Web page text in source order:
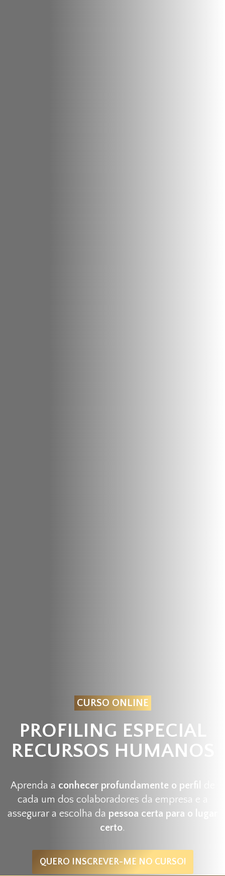
CURSO ONLINE
PROFILING ESPECIAL
RECURSOS HUMANOS
Aprenda a conhecer profundamente o perfil
cada um dos colaboradores da empresa e a
assegurar a escolha da pessoa certa para o lugar
certo.
QUERO INSCREVER-ME NO CURSO!